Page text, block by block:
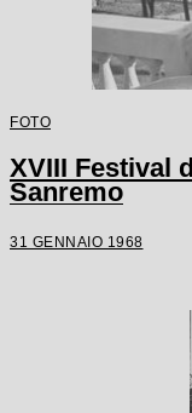
FOTO
XVIII Festival
Sanremo
31 GENNAIO 1968